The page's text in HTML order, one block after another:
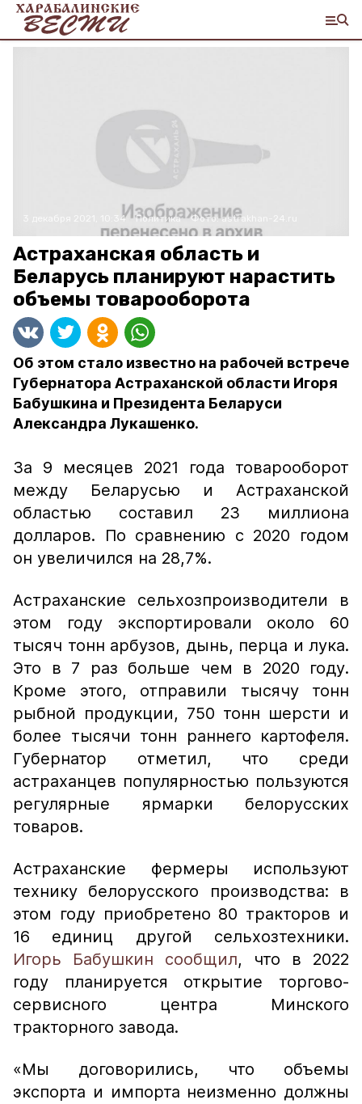
3 декабря 2021, 10:34 Политика Фото:astrakhan-24.ru
Астраханская область и
Беларусь планируют нарастить
объемы товарооборота
Об этом стало известно на рабочей встрече
Губернатора Астраханской области Игоря
Бабушкина и Президента Беларуси
Александра Лукашенко.
За 9 месяцев 2021 года товарооборот
между Беларусью и Астраханской
областью составил 23 миллиона
долларов. По сравнению с 2020 годом
он увеличился на 28,7%.
Астраханские сельхозпроизводители в
этом году экспортировали около 60
тысяч тонн арбузов, дынь, перца и лука.
Это в 7 раз больше чем в 2020 году.
Кроме этого, отправили тысячу тонн
рыбной продукции, 750 тонн шерсти и
более тысячи тонн раннего картофеля.
Губернатор отметил, что среди
астраханцев популярностью пользуются
регулярные ярмарки белорусских
товаров.
Астраханские фермеры используют
технику белорусского производства: в
этом году приобретено 80 тракторов и
16 единиц другой сельхозтехники.
Игорь Бабушкин сообщил, что в 2022
году планируется открытие торгово-
сервисного центра Минского
тракторного завода.
«Мы договорились, что объемы
экспорта и импорта неизменно должны